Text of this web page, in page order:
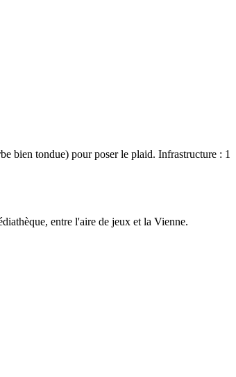
bien tondue) pour poser le plaid. Infrastructure : 1
entre l'aire de jeux et la Vienne.